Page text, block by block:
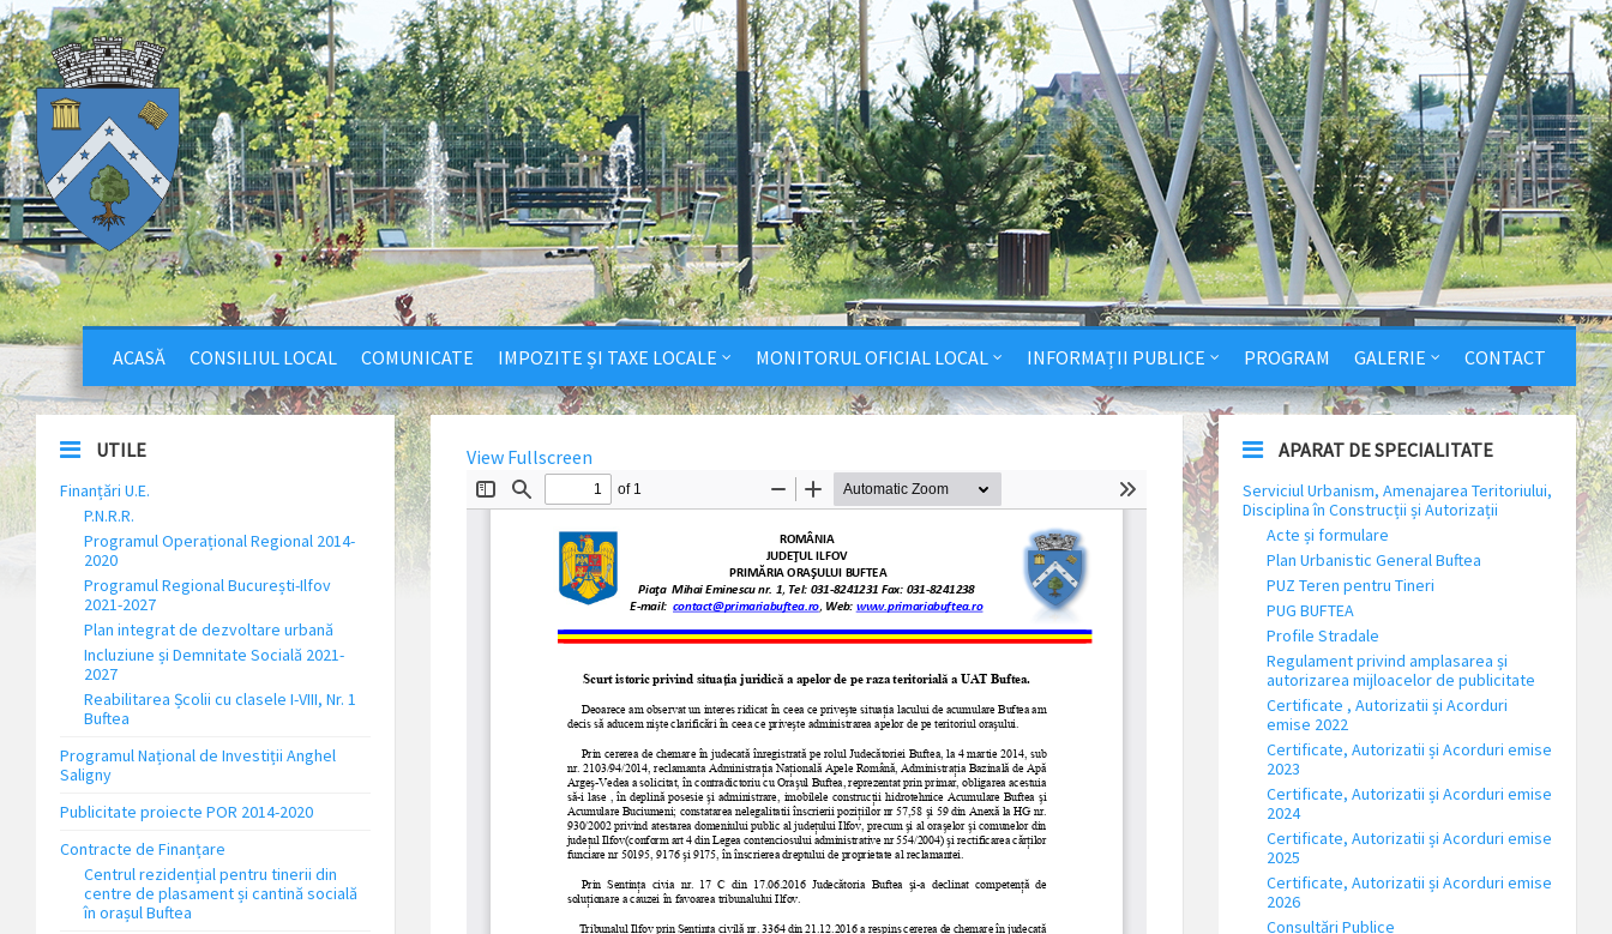
ACASĂ CONSILIUL LOCAL COMUNICATE IMPOZITE ȘI TAXE LOCALE MONITORUL OFICIAL LOCAL INFORMAȚII PUBLICE PROGRAM GALERIE CONTACT
View Fullscreen
UTILE
Finanțări U.E.
P.N.R.R.
Programul Operațional Regional 2014-
2020
Programul Regional București-Ilfov
2021-2027
Plan integrat de dezvoltare urbană
Incluziune și Demnitate Socială 2021-
2027
Reabilitarea Școlii cu clasele I-VIII, Nr. 1
Buftea
Programul Național de Investiții Anghel
Saligny
Publicitate proiecte POR 2014-2020
Contracte de Finanțare
Centrul rezidențial pentru tinerii din
centre de plasament și cantină socială
în orașul Buftea
APARAT DE SPECIALITATE
Serviciul Urbanism, Amenajarea Teritoriului,
Disciplina în Construcții și Autorizații
Acte și formulare
Plan Urbanistic General Buftea
PUZ Teren pentru Tineri
PUG BUFTEA
Profile Stradale
Regulament privind amplasarea și
autorizarea mijloacelor de publicitate
Certificate , Autorizatii și Acorduri
emise 2022
Certificate, Autorizatii și Acorduri emise
2023
Certificate, Autorizatii și Acorduri emise
2024
Certificate, Autorizatii și Acorduri emise
2025
Certificate, Autorizatii și Acorduri emise
2026
Consultări Publice